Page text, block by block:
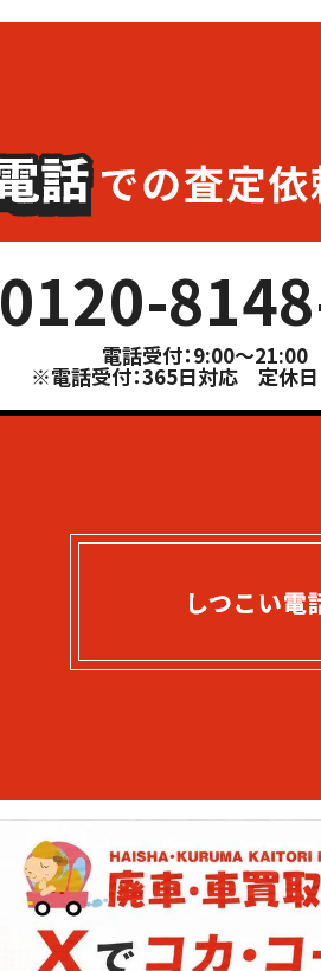
0120-
電話受付：9:00～21:00
※電話受付：365日対応 定休日